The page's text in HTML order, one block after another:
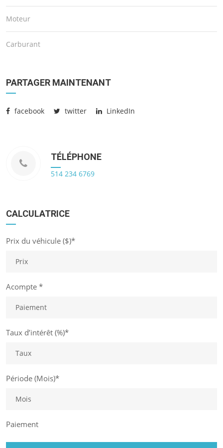
Moteur
Carburant
PARTAGER MAINTENANT
facebook twitter LinkedIn
TÉLÉPHONE
514 234 6769
CALCULATRICE
Prix du véhicule ($)*
Acompte *
Taux d’intérêt (%)*
Période (Mois)*
Paiement